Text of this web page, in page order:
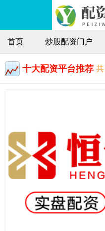
首页 炒股配资门户
十大配资平台推荐 共